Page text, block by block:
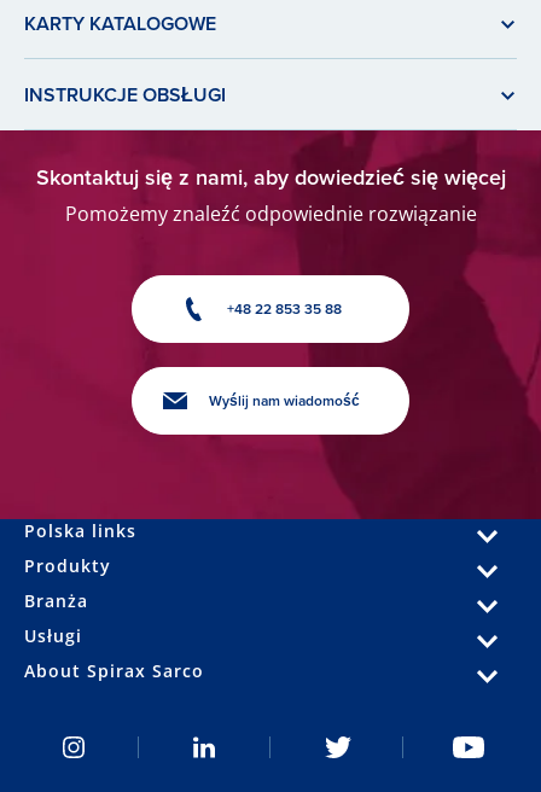
KARTY KATALOGOWE
INSTRUKCJE OBSŁUGI
Skontaktuj się z nami, aby dowiedzieć się więcej
Pomożemy znaleźć odpowiednie rozwiązanie
+48 22 853 35 88
Wyślij nam wiadomość
Polska links
Produkty
Branża
Usługi
About Spirax Sarco